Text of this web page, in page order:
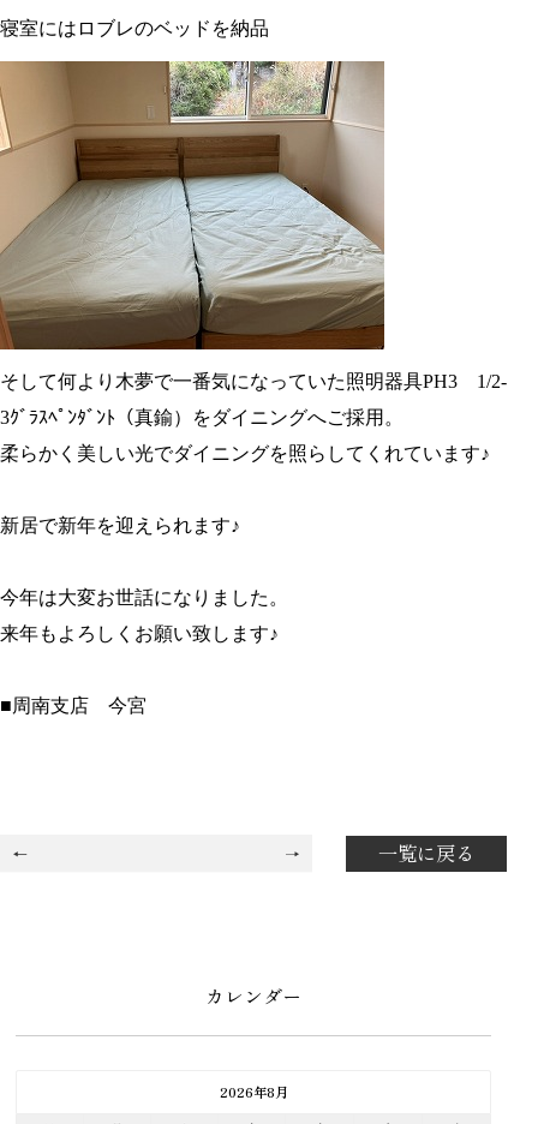
寝室にはロブレのベッドを納品
そして何より木夢で一番気になっていた照明器具PH3 1/2-
3ｸﾞﾗｽﾍﾟﾝﾀﾞﾝﾄ（真鍮）をダイニングへご採用。
柔らかく美しい光でダイニングを照らしてくれています♪
新居で新年を迎えられます♪
今年は大変お世話になりました。
来年もよろしくお願い致します♪
■周南支店 今宮
一覧に戻る
カレンダー
2026年8月